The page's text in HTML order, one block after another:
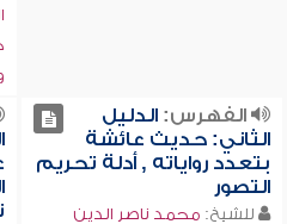
الفهرس:الدليل
الثاني: حديث عائشة
بتعدد رواياته , أدلة تحريم
التصور
للشيخ: محمد ناصر الدين